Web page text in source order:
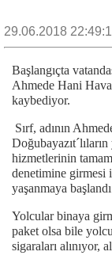
29.06.2018
Başlangıçta
Ahmede Hani
kaybediyor.
Sırf, adının
hizmetlerinin
denetimine girmesi
yaşanmaya
Yolcular binaya
paket olsa bile
sigaraları alınıyor,